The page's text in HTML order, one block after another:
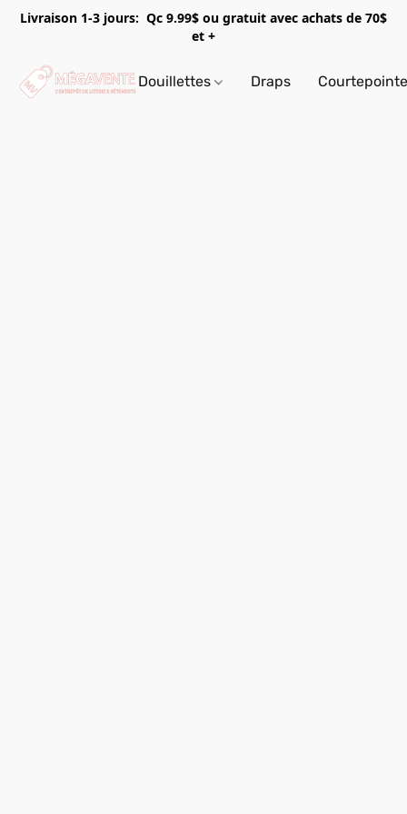
Livraison 1-3 jours: Qc 9.99$ ou gratuit avec achats de 70$
et +
Douillettes Draps